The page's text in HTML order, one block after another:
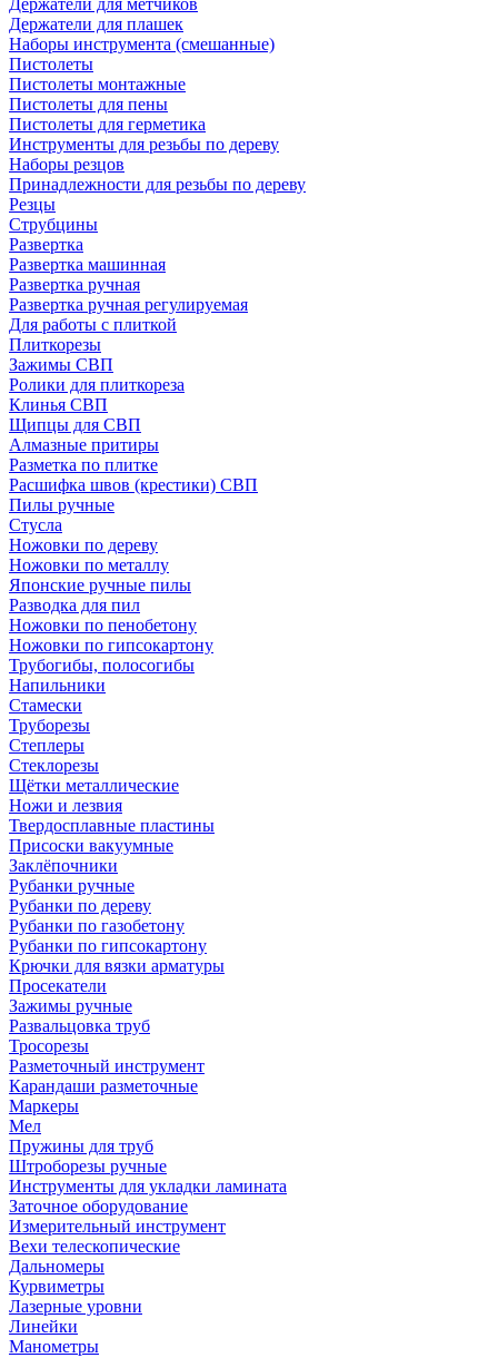
Держатели для метчиков
Держатели для плашек
Наборы инструмента (смешанные)
Пистолеты
Пистолеты монтажные
Пистолеты для пены
Пистолеты для герметика
Инструменты для резьбы по дереву
Наборы резцов
Принадлежности для резьбы по дереву
Резцы
Струбцины
Развертка
Развертка машинная
Развертка ручная
Развертка ручная регулируемая
Для работы с плиткой
Плиткорезы
Зажимы СВП
Ролики для плиткореза
Клинья СВП
Щипцы для СВП
Алмазные притиры
Разметка по плитке
Расшифка швов (крестики) СВП
Пилы ручные
Стусла
Ножовки по дереву
Ножовки по металлу
Японские ручные пилы
Разводка для пил
Ножовки по пенобетону
Ножовки по гипсокартону
Трубогибы, полосогибы
Напильники
Стамески
Труборезы
Степлеры
Стеклорезы
Щётки металлические
Ножи и лезвия
Твердосплавные пластины
Присоски вакуумные
Заклёпочники
Рубанки ручные
Рубанки по дереву
Рубанки по газобетону
Рубанки по гипсокартону
Крючки для вязки арматуры
Просекатели
Зажимы ручные
Развальцовка труб
Тросорезы
Разметочный инструмент
Карандаши разметочные
Маркеры
Мел
Пружины для труб
Штроборезы ручные
Инструменты для укладки ламината
Заточное оборудование
Измерительный инструмент
Вехи телескопические
Дальномеры
Курвиметры
Лазерные уровни
Линейки
Манометры